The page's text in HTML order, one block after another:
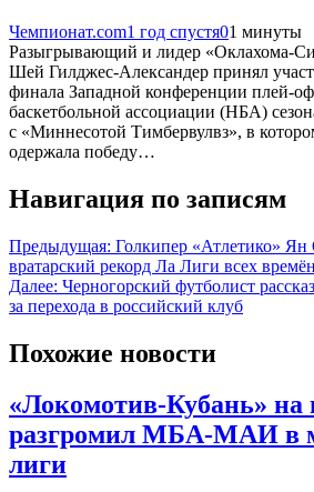
Чемпионат.com1 год спустя01 минуты
Разыгрывающий и лидер «Оклахома-
Шей Гилджес-Александер принял
финала Западной конференции плей-
баскетбольной ассоциации (НБА)
с «Миннесотой Тимбервулвз», в
одержала победу…
Навигация по записям
Предыдущая: Голкипер «Атлетико» Ян
вратарский рекорд Ла Лиги всех времён
Далее: Черногорский футболист
за перехода в российский клуб
Похожие новости
«Локомотив-Кубань» на
разгромил МБА-МАИ в
лиги